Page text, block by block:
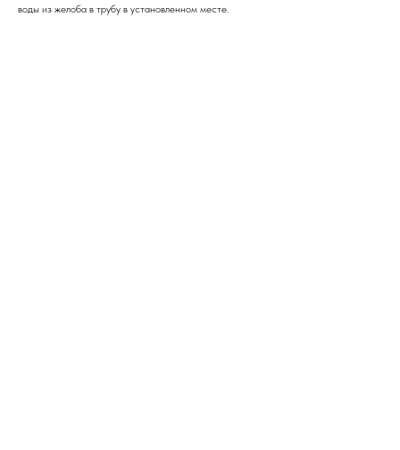
воды из желоба в трубу в установленном месте.